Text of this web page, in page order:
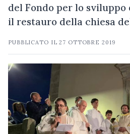
del Fondo per lo sviluppo
il restauro della chiesa
PUBBLICATO IL27 OTTOBRE 2019